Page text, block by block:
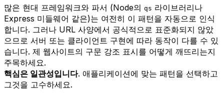
많은 현대 프레임워크와 파서 (Node의 qs 라이브러리나
Express 미들웨어 같은)는 여전히 이 패턴을 자동으로 인식
합니다. 그러나 URL 사양에서 공식적으로 표준화되지 않았
으므로 서버 또는 클라이언트 구현에 따라 동작이 다를 수 있
습니다. 제 웹사이트의 구문 강조 표시를 어떻게 깨뜨리는지
주목하세요.
핵심은 일관성입니다. 애플리케이션에 맞는 패턴을 선택하고
그것을 고수하세요.